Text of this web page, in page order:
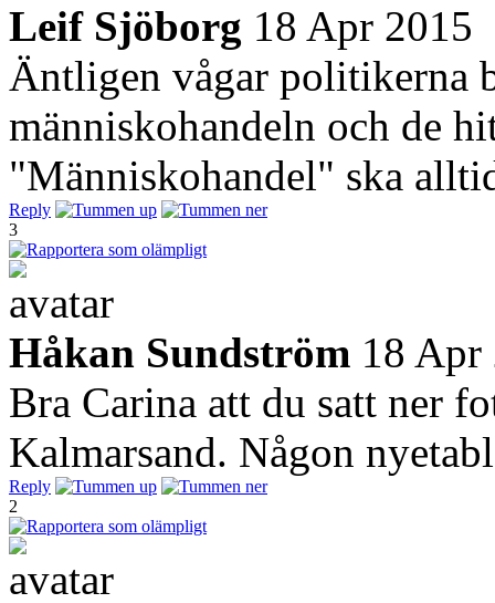
Leif Sjöborg 18 Apr 2015
Äntligen vågar politikerna
människohandeln och de
"Människohandel" ska
Reply
3
Håkan Sundström 18 Apr
Bra Carina att du satt ner
Kalmarsand. Någon
Reply
2